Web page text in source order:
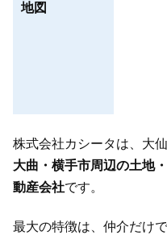
地図
株式会社カシータは、大
大曲・横手市周辺の土地
動産会社です。
最大の特徴は、仲介だけ